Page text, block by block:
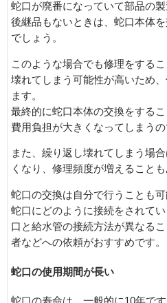
蛇口が廃番になっていて部品の
後継品もないときは、蛇口本体
でしょう。
このような場合でも修理をする
壊れてしまう可能性が高いため
ます。
最終的に蛇口本体の交換をする
費用負担が大きくなってしまうの
また、繰り返し壊れてしまう場
くなり、修理頻度が増えることも
蛇口の交換は自分で行うことも
蛇口にどのように接続をされて
口と給水管の接続方法が異なる
者などへの依頼がおすすめです。
蛇口の使用期間が長い